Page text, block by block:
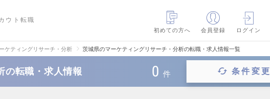
ウト転職
初めての方へ
会員登録 ログイン
ケティングリサーチ・分析 茨城県のマーケティングリサーチ・分析の転職・求人情報一覧
の転職・求人情報 0 件 条件変更